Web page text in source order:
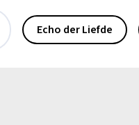
Echo der Liefde